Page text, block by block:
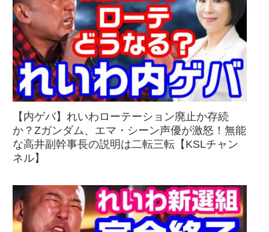
【内ゲバ】れいわローテーション廃止か存続
か？Zガンダム、エマ・シーン声優が激怒！無能
な高井副幹事長の説明は二転三転【KSLチャン
ネル】